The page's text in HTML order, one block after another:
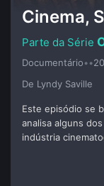
Cinema,
Documentário••
De Lyndy Saville
Este episódio se
analisa alguns
indústria
sendo antiguerra
EUA, Chaplin